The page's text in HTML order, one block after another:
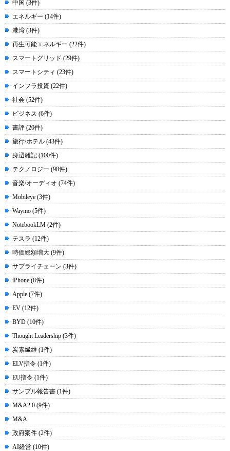
中国 (3件)
エネルギー (14件)
港湾 (3件)
再生可能エネルギー (22件)
スマートグリッド (29件)
スマートシティ (23件)
インフラ投資 (22件)
社会 (52件)
ビジネス (6件)
書評 (20件)
旅行/ホテル (43件)
身辺雑記 (100件)
テクノロジー (98件)
音楽/オーディオ (74件)
Mobileye (3件)
Waymo (5件)
NotebookLM (2件)
テスラ (12件)
時価総額増大 (9件)
サプライチェーン (3件)
iPhone (8件)
Apple (7件)
EV (12件)
BYD (10件)
Thought Leadership (3件)
炭素繊維 (1件)
ELV指令 (1件)
EU指令 (1件)
サンプル報告書 (1件)
M&A2.0 (9件)
M&A
政府案件 (2件)
AI経営 (10件)